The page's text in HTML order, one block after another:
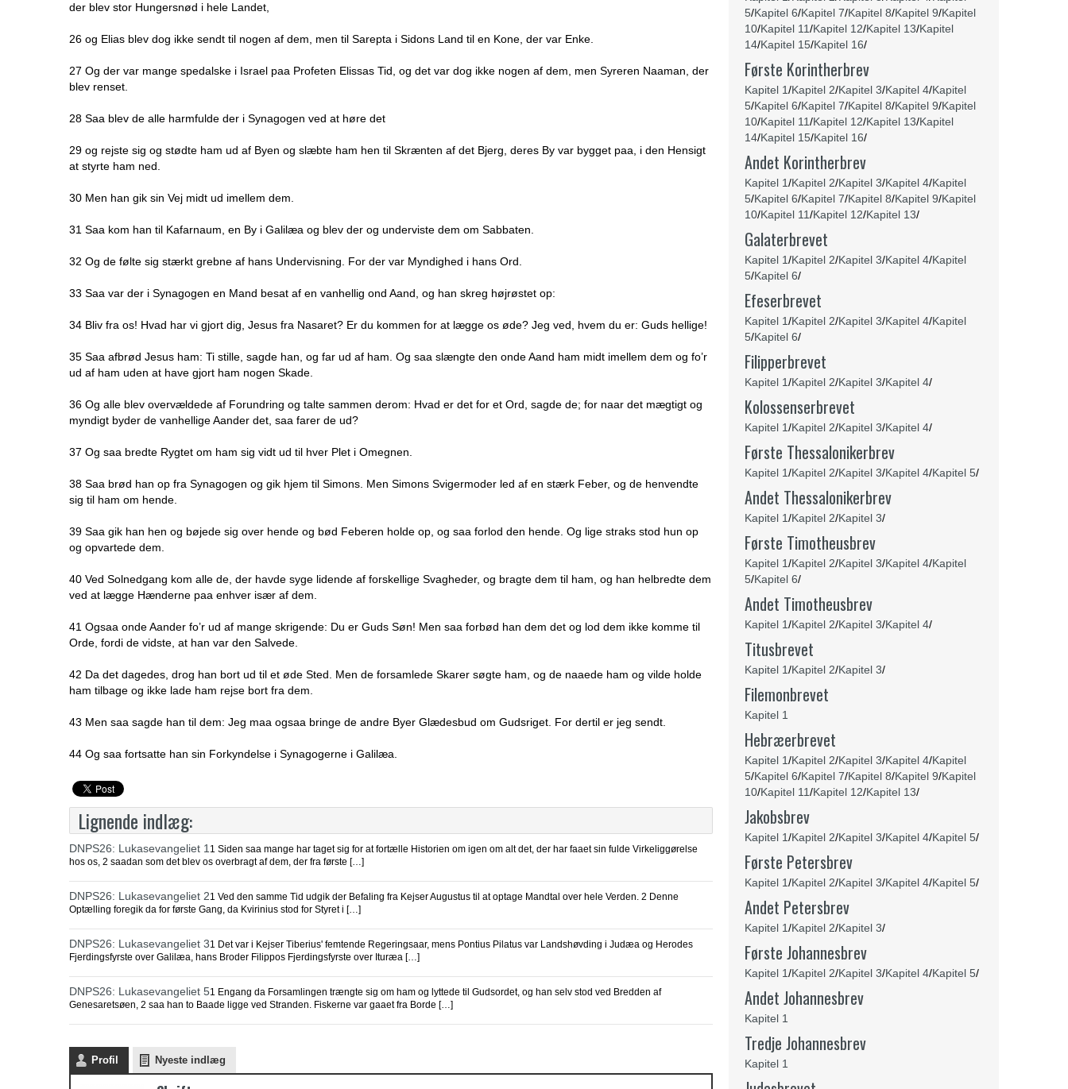
der blev stor Hungersnød i hele Landet,
26 og Elias blev dog ikke sendt til nogen af dem, men til Sarepta i Sidons Land til en Kone, der var Enke.
27 Og der var mange spedalske i Israel paa Profeten Elissas Tid, og det var dog ikke nogen af dem, men Syreren Naaman, der
blev renset.
28 Saa blev de alle harmfulde der i Synagogen ved at høre det
29 og rejste sig og stødte ham ud af Byen og slæbte ham hen til Skrænten af det Bjerg, deres By var bygget paa, i den Hensigt
at styrte ham ned.
30 Men han gik sin Vej midt ud imellem dem.
31 Saa kom han til Kafarnaum, en By i Galilæa og blev der og underviste dem om Sabbaten.
32 Og de følte sig stærkt grebne af hans Undervisning. For der var Myndighed i hans Ord.
33 Saa var der i Synagogen en Mand besat af en vanhellig ond Aand, og han skreg højrøstet op:
34 Bliv fra os! Hvad har vi gjort dig, Jesus fra Nasaret? Er du kommen for at lægge os øde? Jeg ved, hvem du er: Guds hellige!
35 Saa afbrød Jesus ham: Ti stille, sagde han, og far ud af ham. Og saa slængte den onde Aand ham midt imellem dem og fo’r
ud af ham uden at have gjort ham nogen Skade.
36 Og alle blev overvældede af Forundring og talte sammen derom: Hvad er det for et Ord, sagde de; for naar det mægtigt og
myndigt byder de vanhellige Aander det, saa farer de ud?
37 Og saa bredte Rygtet om ham sig vidt ud til hver Plet i Omegnen.
38 Saa brød han op fra Synagogen og gik hjem til Simons. Men Simons Svigermoder led af en stærk Feber, og de henvendte
sig til ham om hende.
39 Saa gik han hen og bøjede sig over hende og bød Feberen holde op, og saa forlod den hende. Og lige straks stod hun op
og opvartede dem.
40 Ved Solnedgang kom alle de, der havde syge lidende af forskellige Svagheder, og bragte dem til ham, og han helbredte dem
ved at lægge Hænderne paa enhver især af dem.
41 Ogsaa onde Aander fo’r ud af mange skrigende: Du er Guds Søn! Men saa forbød han dem det og lod dem ikke komme til
Orde, fordi de vidste, at han var den Salvede.
42 Da det dagedes, drog han bort ud til et øde Sted. Men de forsamlede Skarer søgte ham, og de naaede ham og vilde holde
ham tilbage og ikke lade ham rejse bort fra dem.
43 Men saa sagde han til dem: Jeg maa ogsaa bringe de andre Byer Glædesbud om Gudsriget. For dertil er jeg sendt.
44 Og saa fortsatte han sin Forkyndelse i Synagogerne i Galilæa.
Lignende indlæg:
DNPS26: Lukasevangeliet 1 1 Siden saa mange har taget sig for at fortælle Historien om igen om alt det, der har faaet sin fulde Virkeliggørelse
hos os, 2 saadan som det blev os overbragt af dem, der fra første […]
DNPS26: Lukasevangeliet 21 Ved den samme Tid udgik der Befaling fra Kejser Augustus til at optage Mandtal over hele Verden. 2 Denne
Optælling foregik da for første Gang, da Kvirinius stod for Styret i […]
DNPS26: Lukasevangeliet 31 Det var i Kejser Tiberius' femtende Regeringsaar, mens Pontius Pilatus var Landshøvding i Judæa og Herodes
Fjerdingsfyrste over Galilæa, hans Broder Filippos Fjerdingsfyrste over Ituræa […]
DNPS26: Lukasevangeliet 51 Engang da Forsamlingen trængte sig om ham og lyttede til Gudsordet, og han selv stod ved Bredden af
Genesaretsøen, 2 saa han to Baade ligge ved Stranden. Fiskerne var gaaet fra Borde […]
Profil Nyeste indlæg
5/Kapitel 6/Kapitel 7/Kapitel 8/Kapitel 9/Kapitel
10/Kapitel 11/Kapitel 12/Kapitel 13/Kapitel
14/Kapitel 15/Kapitel 16/
Første Korintherbrev
Kapitel 1/Kapitel 2/Kapitel 3/Kapitel 4/Kapitel
5/Kapitel 6/Kapitel 7/Kapitel 8/Kapitel 9/Kapitel
10/Kapitel 11/Kapitel 12/Kapitel 13/Kapitel
14/Kapitel 15/Kapitel 16/
Andet Korintherbrev
Kapitel 1/Kapitel 2/Kapitel 3/Kapitel 4/Kapitel
5/Kapitel 6/Kapitel 7/Kapitel 8/Kapitel 9/Kapitel
10/Kapitel 11/Kapitel 12/Kapitel 13/
Galaterbrevet
Kapitel 1/Kapitel 2/Kapitel 3/Kapitel 4/Kapitel
5/Kapitel 6/
Efeserbrevet
Kapitel 1/Kapitel 2/Kapitel 3/Kapitel 4/Kapitel
5/Kapitel 6/
Filipperbrevet
Kapitel 1/Kapitel 2/Kapitel 3/Kapitel 4/
Kolossenserbrevet
Kapitel 1/Kapitel 2/Kapitel 3/Kapitel 4/
Første Thessalonikerbrev
Kapitel 1/Kapitel 2/Kapitel 3/Kapitel 4/Kapitel 5/
Andet Thessalonikerbrev
Kapitel 1/Kapitel 2/Kapitel 3/
Første Timotheusbrev
Kapitel 1/Kapitel 2/Kapitel 3/Kapitel 4/Kapitel
5/Kapitel 6/
Andet Timotheusbrev
Kapitel 1/Kapitel 2/Kapitel 3/Kapitel 4/
Titusbrevet
Kapitel 1/Kapitel 2/Kapitel 3/
Filemonbrevet
Kapitel 1
Hebræerbrevet
Kapitel 1/Kapitel 2/Kapitel 3/Kapitel 4/Kapitel
5/Kapitel 6/Kapitel 7/Kapitel 8/Kapitel 9/Kapitel
10/Kapitel 11/Kapitel 12/Kapitel 13/
Jakobsbrev
Kapitel 1/Kapitel 2/Kapitel 3/Kapitel 4/Kapitel 5/
Første Petersbrev
Kapitel 1/Kapitel 2/Kapitel 3/Kapitel 4/Kapitel 5/
Andet Petersbrev
Kapitel 1/Kapitel 2/Kapitel 3/
Første Johannesbrev
Kapitel 1/Kapitel 2/Kapitel 3/Kapitel 4/Kapitel 5/
Andet Johannesbrev
Kapitel 1
Tredje Johannesbrev
Kapitel 1